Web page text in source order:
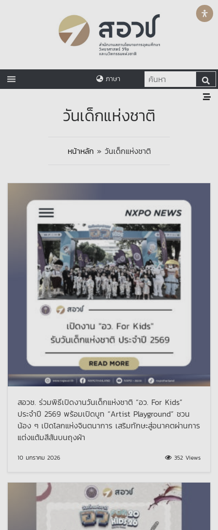
ภาษา
วันเด็กแห่งชาติ
หน้าหลัก » วันเด็กแห่งชาติ
สอวช. ร่วมพิธีเปิดงานวันเด็กแห่งชาติ “อว. For Kids”
ประจำปี 2569 พร้อมเปิดบูท “Artist Playground” ชวน
น้อง ๆ เปิดโลกแห่งจินตนาการ เสริมทักษะสู่อนาคตผ่านการ
แต่งแต้มสีสันบนถุงผ้า
10 มกราคม 2026 352 Views